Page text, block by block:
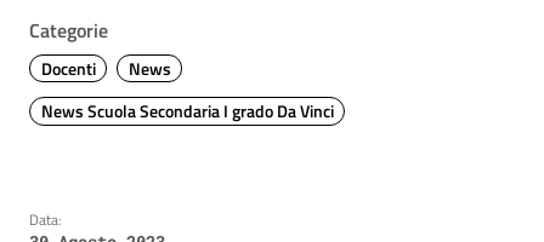
Categorie
Docenti
News
News Scuola Secondaria I grado Da Vinci
Data: